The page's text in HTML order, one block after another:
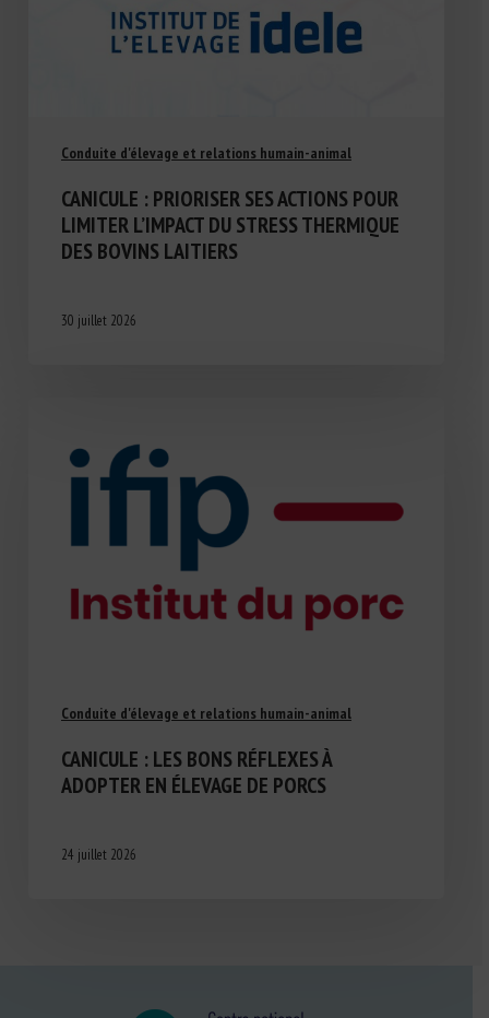
Conduite d'élevage et relations humain-animal
CANICULE : PRIORISER SES ACTIONS POUR
LIMITER L’IMPACT DU STRESS THERMIQUE
DES BOVINS LAITIERS
30 juillet 2026
Conduite d'élevage et relations humain-animal
CANICULE : LES BONS RÉFLEXES À
ADOPTER EN ÉLEVAGE DE PORCS
24 juillet 2026